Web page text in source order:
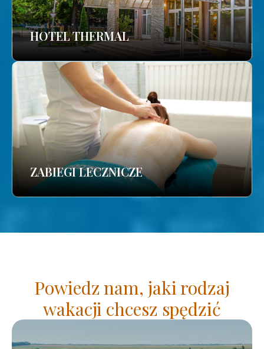
HOTEL THERMAL
ZABIEGI LECZNICZE
Powiedz nam, jaki rodzaj
wakacji chcesz spędzić